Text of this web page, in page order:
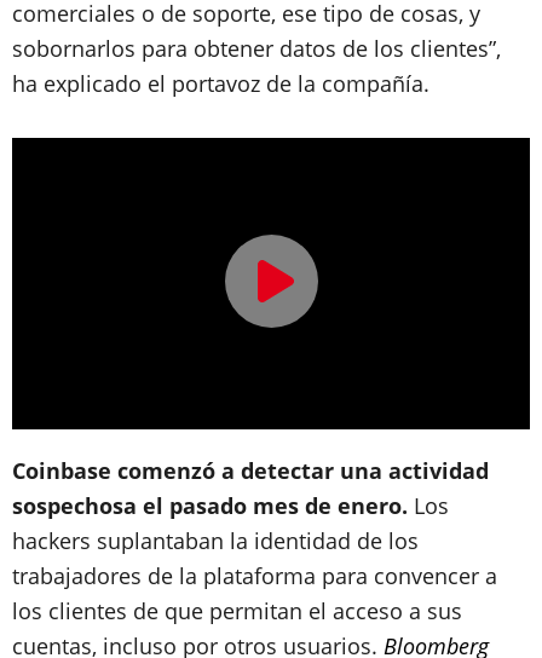
comerciales o de soporte, ese tipo de cosas, y
sobornarlos para obtener datos de los clientes”,
ha explicado el portavoz de la compañía.
Coinbase comenzó a detectar una actividad
sospechosa el pasado mes de enero. Los
hackers suplantaban la identidad de los
trabajadores de la plataforma para convencer a
los clientes de que permitan el acceso a sus
cuentas, incluso por otros usuarios. Bloomberg